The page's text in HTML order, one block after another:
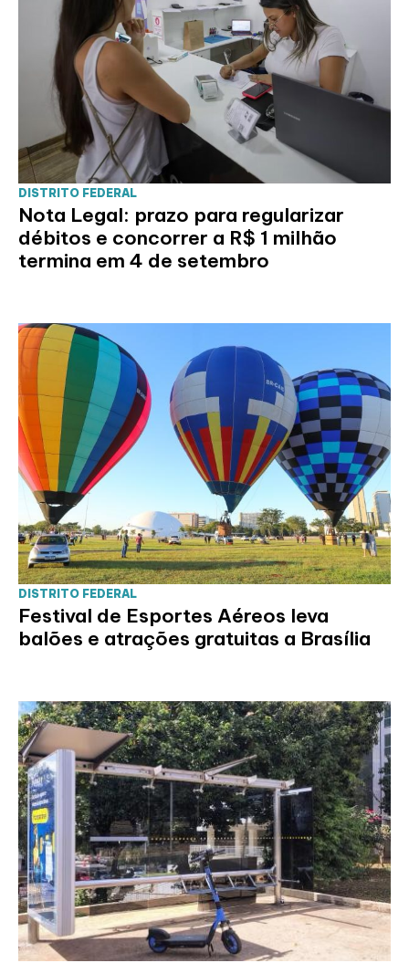
DISTRITO FEDERAL
Nota Legal: prazo para regularizar
débitos e concorrer a R$ 1 milhão
termina em 4 de setembro
DISTRITO FEDERAL
Festival de Esportes Aéreos leva
balões e atrações gratuitas a Brasília